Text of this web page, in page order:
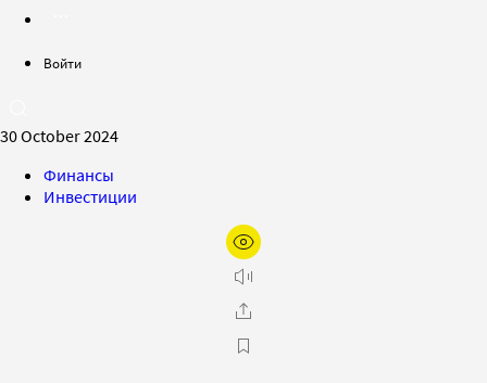
Войти
30 October 2024
Финансы
Инвестиции